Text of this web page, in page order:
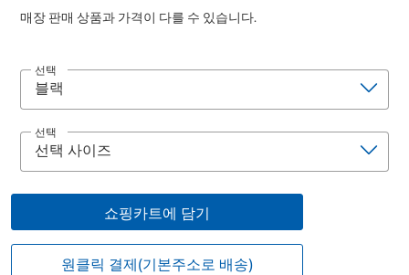
매장 판매 상품과 가격이 다를 수 있습니다.
선택
선택
쇼핑카트에 담기
원클릭 결제(기본주소로 배송)